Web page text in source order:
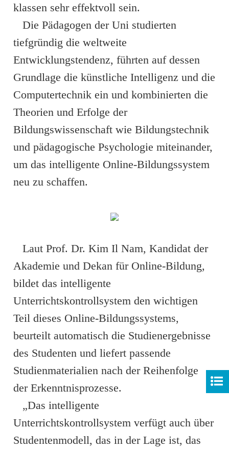
klassen sehr effektvoll sein.
Die Pädagogen der Uni studierten
tiefgründig die weltweite
Entwicklungstendenz, führten auf dessen
Grundlage die künstliche Intelligenz und die
Computertechnik ein und kombinierten die
Theorien und Erfolge der
Bildungswissenschaft wie Bildungstechnik
und pädagogische Psychologie miteinander,
um das intelligente Online-Bildungssystem
neu zu schaffen.
Laut Prof. Dr. Kim Il Nam, Kandidat der
Akademie und Dekan für Online-Bildung,
bildet das intelligente
Unterrichtskontrollsystem den wichtigen
Teil dieses Online-Bildungssystems,
beurteilt automatisch die Studienergebnisse
des Studenten und liefert passende
Studienmaterialien nach der Reihenfolge
der Erkenntnisprozesse.
„Das intelligente
Unterrichtskontrollsystem verfügt auch über
Studentenmodell, das in der Lage ist, das